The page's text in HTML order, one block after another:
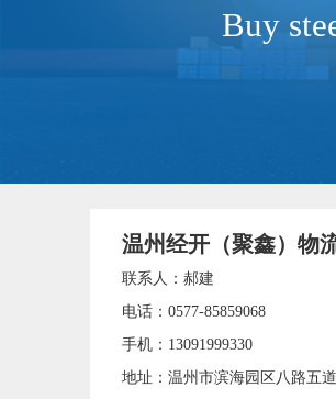
Buy
温州经开（聚鑫）物
联系人：郝建
电话：0577-85859068
手机：13091999330
地址：温州市滨海园区八路五